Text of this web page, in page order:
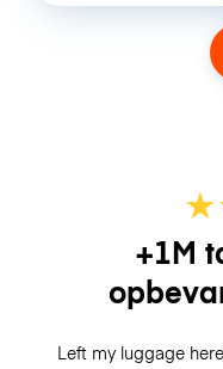
★
+1M
Left my luggage